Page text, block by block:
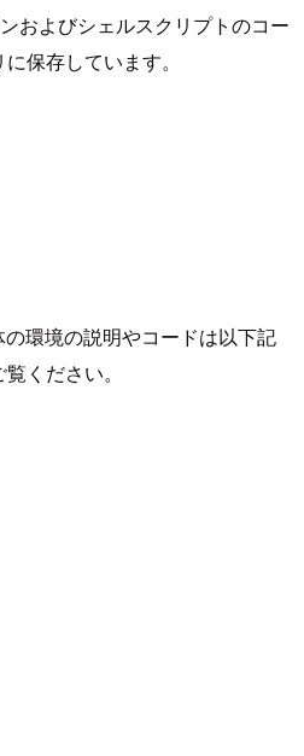
およびシェルスクリプトのコー
保存しています。
環境の説明やコードは以下記
ください。